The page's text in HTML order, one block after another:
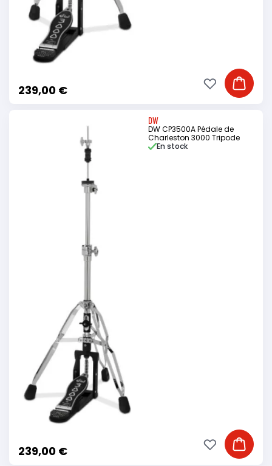
239,00 € Ajouter
Ajouter à ma
DW
DW CP3500A Pédale de
Charleston 3000 Tripode
239,00 €
En stock
Ajouter
Ajouter à ma